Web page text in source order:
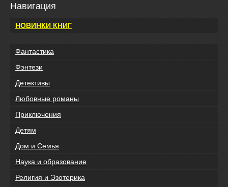
Навигация
НОВИНКИ КНИГ
Фантастика
Фэнтези
Детективы
Любовные романы
Приключения
Детям
Дом и Семья
Наука и образование
Религия и Эзотерика